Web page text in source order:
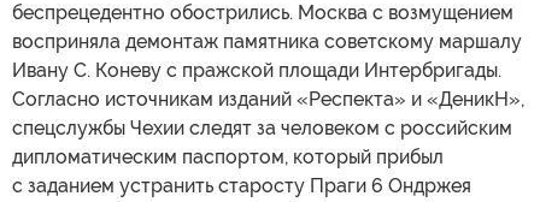
беспрецедентно обострились. Москва с возмущением
восприняла демонтаж памятника советскому маршалу
Ивану С. Коневу с пражской площади Интербригады.
Согласно источникам изданий «Респекта» и «ДеникН»,
спецслужбы Чехии следят за человеком с российским
дипломатическим паспортом, который прибыл
с заданием устранить старосту Праги 6 Ондржея